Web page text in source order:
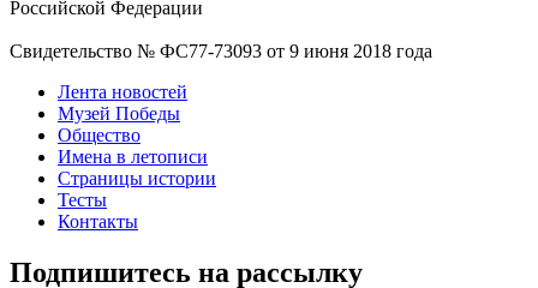
Российской Федерации
Свидетельство № ФС77-73093 от 9 июня 2018 года
Лента новостей
Музей Победы
Общество
Имена в летописи
Страницы истории
Тесты
Контакты
Подпишитесь на рассылку